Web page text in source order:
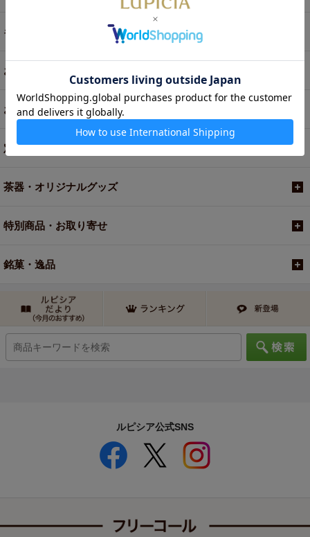
ギフト
お菓子・食品・飲料
お買い得商品
定期便
茶器・オリジナルグッズ
特別商品・お取り寄せ
銘菓・逸品
ルピシア公式SNS